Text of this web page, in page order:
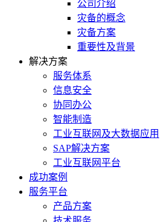
公司介绍
灾备的概念
灾备方案
重要性及背景
解决方案
服务体系
信息安全
协同办公
智能制造
工业互联网及大数据应用
SAP解决方案
工业互联网平台
成功案例
服务平台
产品方案